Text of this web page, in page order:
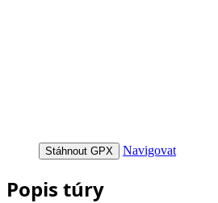
Stáhnout GPX Navigovat
Popis túry